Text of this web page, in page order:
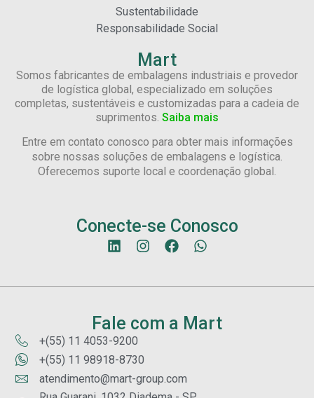
Sustentabilidade
Responsabilidade Social
Mart
Somos fabricantes de embalagens industriais e provedor
de logística global, especializado em soluções
completas, sustentáveis e customizadas para a cadeia de
suprimentos. Saiba mais
Entre em contato conosco para obter mais informações
sobre nossas soluções de embalagens e logística.
Oferecemos suporte local e coordenação global.
Conecte-se Conosco
Fale com a Mart
+(55) 11 4053-9200
+(55) 11 98918-8730
atendimento@mart-group.com